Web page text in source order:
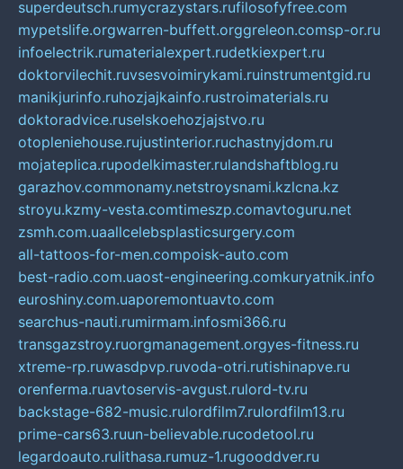
superdeutsch.rumycrazystars.rufilosofyfree.com
mypetslife.orgwarren-buffett.orggreleon.comsp-or.ru
infoelectrik.rumaterialexpert.rudetkiexpert.ru
doktorvilechit.ruvsesvoimirykami.ruinstrumentgid.ru
manikjurinfo.ruhozjajkainfo.rustroimaterials.ru
doktoradvice.ruselskoehozjajstvo.ru
otopleniehouse.rujustinterior.ruchastnyjdom.ru
mojateplica.rupodelkimaster.rulandshaftblog.ru
garazhov.commonamy.netstroysnami.kzlcna.kz
stroyu.kzmy-vesta.comtimeszp.comavtoguru.net
zsmh.com.uaallcelebsplasticsurgery.com
all-tattoos-for-men.compoisk-auto.com
best-radio.com.uaost-engineering.comkuryatnik.info
euroshiny.com.uaporemontuavto.com
searchus-nauti.rumirmam.infosmi366.ru
transgazstroy.ruorgmanagement.orgyes-fitness.ru
xtreme-rp.ruwasdpvp.ruvoda-otri.rutishinapve.ru
orenferma.ruavtoservis-avgust.rulord-tv.ru
backstage-682-music.rulordfilm7.rulordfilm13.ru
prime-cars63.ruun-believable.rucodetool.ru
legardoauto.rulithasa.rumuz-1.rugooddver.ru